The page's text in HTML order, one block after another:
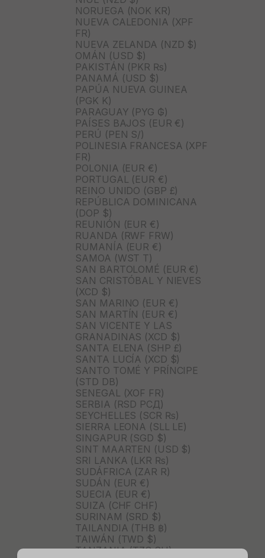
NORUEGA (NOK KR)
NUEVA CALEDONIA (XPF
FR)
NUEVA ZELANDA (NZD $)
OMÁN (USD $)
PAKISTÁN (PKR ₨)
PANAMÁ (USD $)
PAPÚA NUEVA GUINEA
(PGK K)
PARAGUAY (PYG ₲)
PAÍSES BAJOS (EUR €)
PERÚ (PEN S/)
POLINESIA FRANCESA (XPF
FR)
POLONIA (EUR €)
PORTUGAL (EUR €)
REINO UNIDO (GBP £)
REPÚBLICA DOMINICANA
(DOP $)
REUNIÓN (EUR €)
RUANDA (RWF FRW)
RUMANÍA (EUR €)
SAMOA (WST T)
SAN BARTOLOMÉ (EUR €)
SAN CRISTÓBAL Y NIEVES
(XCD $)
SAN MARINO (EUR €)
SAN MARTÍN (EUR €)
SAN VICENTE Y LAS
GRANADINAS (XCD $)
SANTA ELENA (SHP £)
SANTA LUCÍA (XCD $)
SANTO TOMÉ Y PRÍNCIPE
(STD DB)
SENEGAL (XOF FR)
SERBIA (RSD РСД)
SEYCHELLES (SCR ₨)
SIERRA LEONA (SLL LE)
SINGAPUR (SGD $)
SINT MAARTEN (USD $)
SRI LANKA (LKR ₨)
SUDÁFRICA (ZAR R)
SUDÁN (EUR €)
SUECIA (EUR €)
SUIZA (CHF CHF)
SURINAM (SRD $)
TAILANDIA (THB ฿)
TAIWÁN (TWD $)
TANZANIA (TZS SH)